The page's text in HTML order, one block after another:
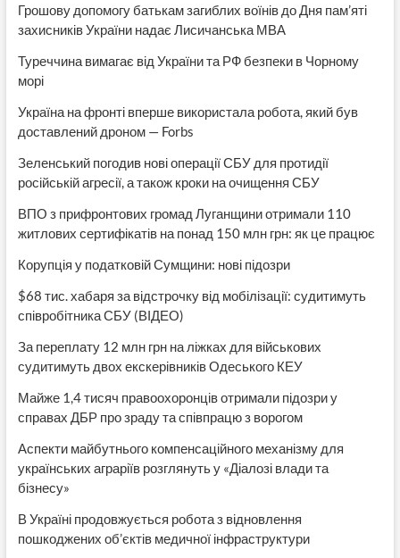
Грошову допомогу батькам загиблих воїнів до Дня пам’яті
захисників України надає Лисичанська МВА
Туреччина вимагає від України та РФ безпеки в Чорному
морі
Україна на фронті вперше використала робота, який був
доставлений дроном — Forbs
Зеленський погодив нові операції СБУ для протидії
російській агресії, а також кроки на очищення СБУ
ВПО з прифронтових громад Луганщини отримали 110
житлових сертифікатів на понад 150 млн грн: як це працює
Корупція у податковій Сумщини: нові підозри
$68 тис. хабаря за відстрочку від мобілізації: судитимуть
співробітника СБУ (ВІДЕО)
За переплату 12 млн грн на ліжках для військових
судитимуть двох екскерівників Одеського КЕУ
Майже 1,4 тисяч правоохоронців отримали підозри у
справах ДБР про зраду та співпрацю з ворогом
Аспекти майбутнього компенсаційного механізму для
українських аграріїв розглянуть у «Діалозі влади та
бізнесу»
В Україні продовжується робота з відновлення
пошкоджених об’єктів медичної інфраструктури